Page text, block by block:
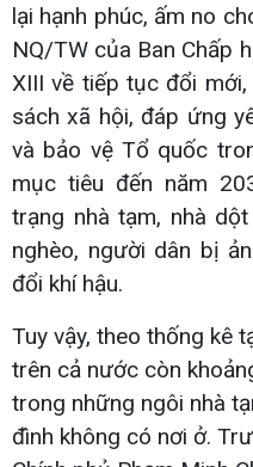
lại hạnh phúc, ấm no
NQ/TW của Ban Chấp
XIII về tiếp tục đổi
sách xã hội, đáp ứng
và bảo vệ Tổ quốc
mục tiêu đến năm
trạng nhà tạm, nhà
nghèo, người dân bị
đổi khí hậu.
Tuy vậy, theo thống kê
trên cả nước còn
trong những ngôi nhà
đình không có nơi ở.